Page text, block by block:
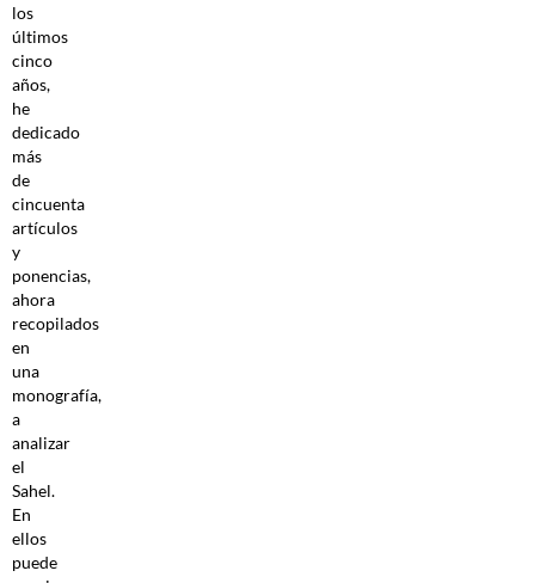
los
últimos
cinco
años,
he
dedicado
más
de
cincuenta
artículos
y
ponencias,
ahora
recopilados
en
una
monografía,
a
analizar
el
Sahel.
En
ellos
puede